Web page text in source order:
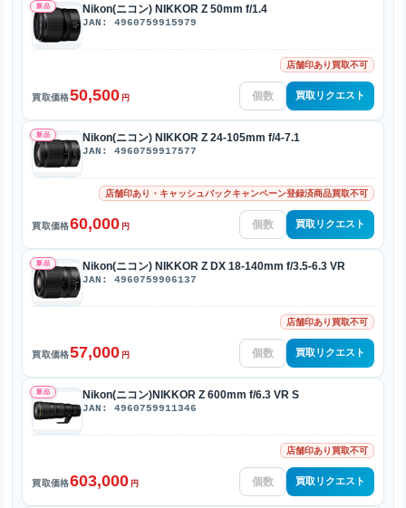
新品 Nikon(ニコン) NIKKOR Z 50mm f/1.4
JAN: 4960759915979
店舗印あり買取不可
買取価格50,500 円 買取リクエスト
新品 Nikon(ニコン) NIKKOR Z 24-105mm f/4-7.1
JAN: 4960759917577
店舗印あり・キャッシュバックキャンペーン登録済商品買取不可
買取価格60,000 円 買取リクエスト
新品 Nikon(ニコン) NIKKOR Z DX 18-140mm f/3.5-6.3 VR
JAN: 4960759906137
店舗印あり買取不可
買取価格57,000 円 買取リクエスト
新品 Nikon(ニコン)NIKKOR Z 600mm f/6.3 VR S
JAN: 4960759911346
店舗印あり買取不可
買取価格603,000 円 買取リクエスト